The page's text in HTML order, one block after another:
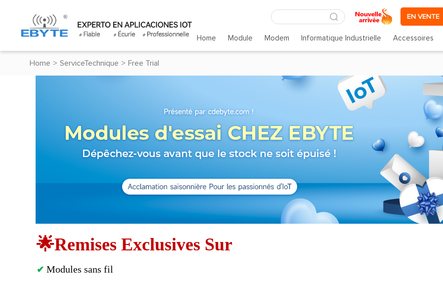
EN VENTE
Home Module Modem Informatique Industrielle Accessoires
Home > ServiceTechnique > Free Trial
🌟Remises Exclusives Sur
✔ Modules sans fil